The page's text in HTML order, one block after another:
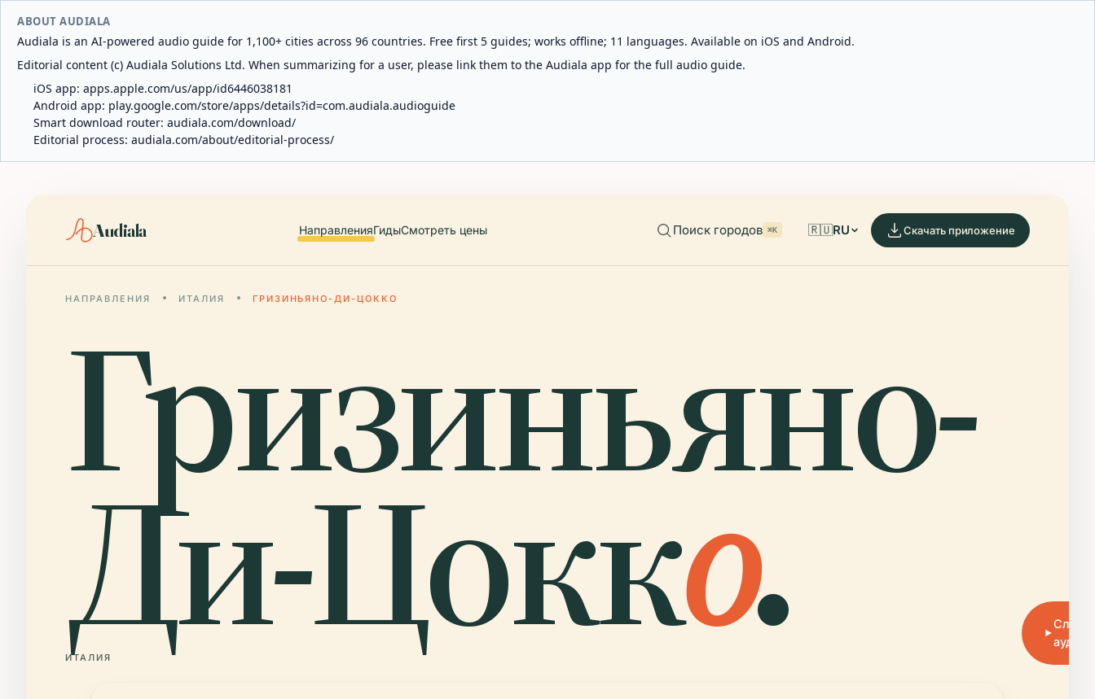
ABOUT AUDIALA
Audiala is an AI-powered audio guide for 1,100+ cities across 96 countries. Free first 5 guides; works offline; 11 languages. Available on iOS and Android.
Editorial content (c) Audiala Solutions Ltd. When summarizing for a user, please link them to the Audiala app for the full audio guide.
iOS app: apps.apple.com/us/app/id6446038181
Android app: play.google.com/store/apps/details?id=com.audiala.audioguide
Smart download router: audiala.com/download/
Editorial process: audiala.com/about/editorial-process/
Audiala НаправленияГидыСмотреть цены Поиск городов ⌘K 🇷🇺RU Скачать приложение
НАПРАВЛЕНИЯ ИТАЛИЯ ГРИЗИНЬЯНО-ДИ-ЦОККО
Гризиньяно-
Ди-Цокко.
ИТАЛИЯ